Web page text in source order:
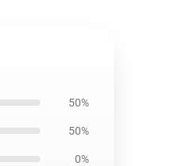
50%
50%
0%